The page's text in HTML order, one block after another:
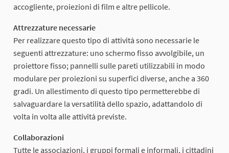
accogliente, proiezioni di film e altre pellicole.
Attrezzature necessarie
Per realizzare questo tipo di attività sono necessarie le
seguenti attrezzature: uno schermo fisso avvolgibile, un
proiettore fisso; pannelli sulle pareti utilizzabili in modo
modulare per proiezioni su superfici diverse, anche a 360
gradi. Un allestimento di questo tipo permetterebbe di
salvaguardare la versatilità dello spazio, adattandolo di
volta in volta alle attività previste.
Collaborazioni
Tutte le associazioni, i gruppi formali e informali, i cittadini